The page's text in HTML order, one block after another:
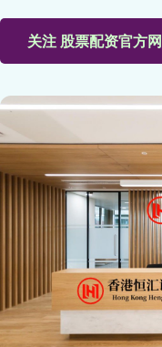
关注 股票配资官方网